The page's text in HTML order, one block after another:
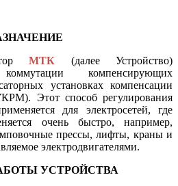
МТК (далее Устройство)
компенсирующих
установках компенсации
Этот способ регулирования
для электросетей, где
очень быстро, например,
прессы, лифты, краны и
электродвигателями.
УСТРОЙСТВА